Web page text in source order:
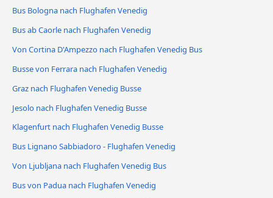
Bus Bologna nach Flughafen Venedig
Bus ab Caorle nach Flughafen Venedig
Von Cortina D'Ampezzo nach Flughafen Venedig Bus
Busse von Ferrara nach Flughafen Venedig
Graz nach Flughafen Venedig Busse
Jesolo nach Flughafen Venedig Busse
Klagenfurt nach Flughafen Venedig Busse
Bus Lignano Sabbiadoro - Flughafen Venedig
Von Ljubljana nach Flughafen Venedig Bus
Bus von Padua nach Flughafen Venedig